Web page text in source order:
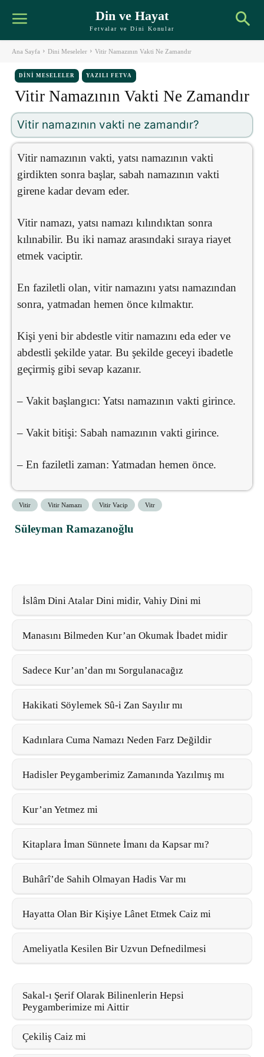
Din ve Hayat
Fetvalar ve Dini Konular
Ana Sayfa Dini Meseleler Vitir Namazının Vakti Ne Zamandır
DINI MESELELER YAZILI FETVA
Vitir Namazının Vakti Ne Zamandır
Vitir namazının vakti ne zamandır?
Vitir namazının vakti, yatsı namazının vakti
girdikten sonra başlar, sabah namazının vakti
girene kadar devam eder.
Vitir namazı, yatsı namazı kılındıktan sonra
kılınabilir. Bu iki namaz arasındaki sıraya riayet
etmek vaciptir.
En faziletli olan, vitir namazını yatsı namazından
sonra, yatmadan hemen önce kılmaktır.
Kişi yeni bir abdestle vitir namazını eda eder ve
abdestli şekilde yatar. Bu şekilde geceyi ibadetle
geçirmiş gibi sevap kazanır.
– Vakit başlangıcı: Yatsı namazının vakti girince.
– Vakit bitişi: Sabah namazının vakti girince.
– En faziletli zaman: Yatmadan hemen önce.
Vitir Vitir Namazı Vitir Vacip Vitr
Süleyman Ramazanoğlu
İslâm Dini Atalar Dini midir, Vahiy Dini mi
Manasını Bilmeden Kur’an Okumak İbadet midir
Sadece Kur’an’dan mı Sorgulanacağız
Hakikati Söylemek Sû-i Zan Sayılır mı
Kadınlara Cuma Namazı Neden Farz Değildir
Hadisler Peygamberimiz Zamanında Yazılmış mı
Kur’an Yetmez mi
Kitaplara İman Sünnete İmanı da Kapsar mı?
Buhârî’de Sahih Olmayan Hadis Var mı
Hayatta Olan Bir Kişiye Lânet Etmek Caiz mi
Ameliyatla Kesilen Bir Uzvun Defnedilmesi
Sakal-ı Şerif Olarak Bilinenlerin Hepsi
Peygamberimize mi Aittir
Çekiliş Caiz mi